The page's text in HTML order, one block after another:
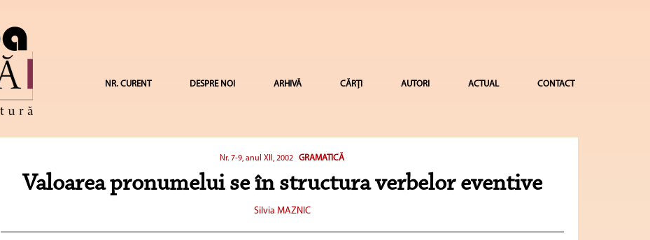
NR. CURENT DESPRE NOI ARHIVĂ CĂRȚI AUTORI ACTUAL CONTACT
Nr. 7-9, anul XII, 2002 GRAMATICĂ
Valoarea pronumelui se în structura verbelor eventive
Silvia MAZNIC